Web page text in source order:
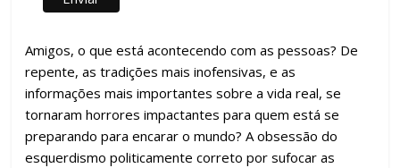
Amigos, o que está acontecendo com as pessoas? De
repente, as tradições mais inofensivas, e as
informações mais importantes sobre a vida real, se
tornaram horrores impactantes para quem está se
preparando para encarar o mundo? A obsessão do
esquerdismo politicamente correto por sufocar as